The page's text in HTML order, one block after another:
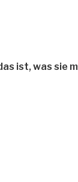
ist, was sie